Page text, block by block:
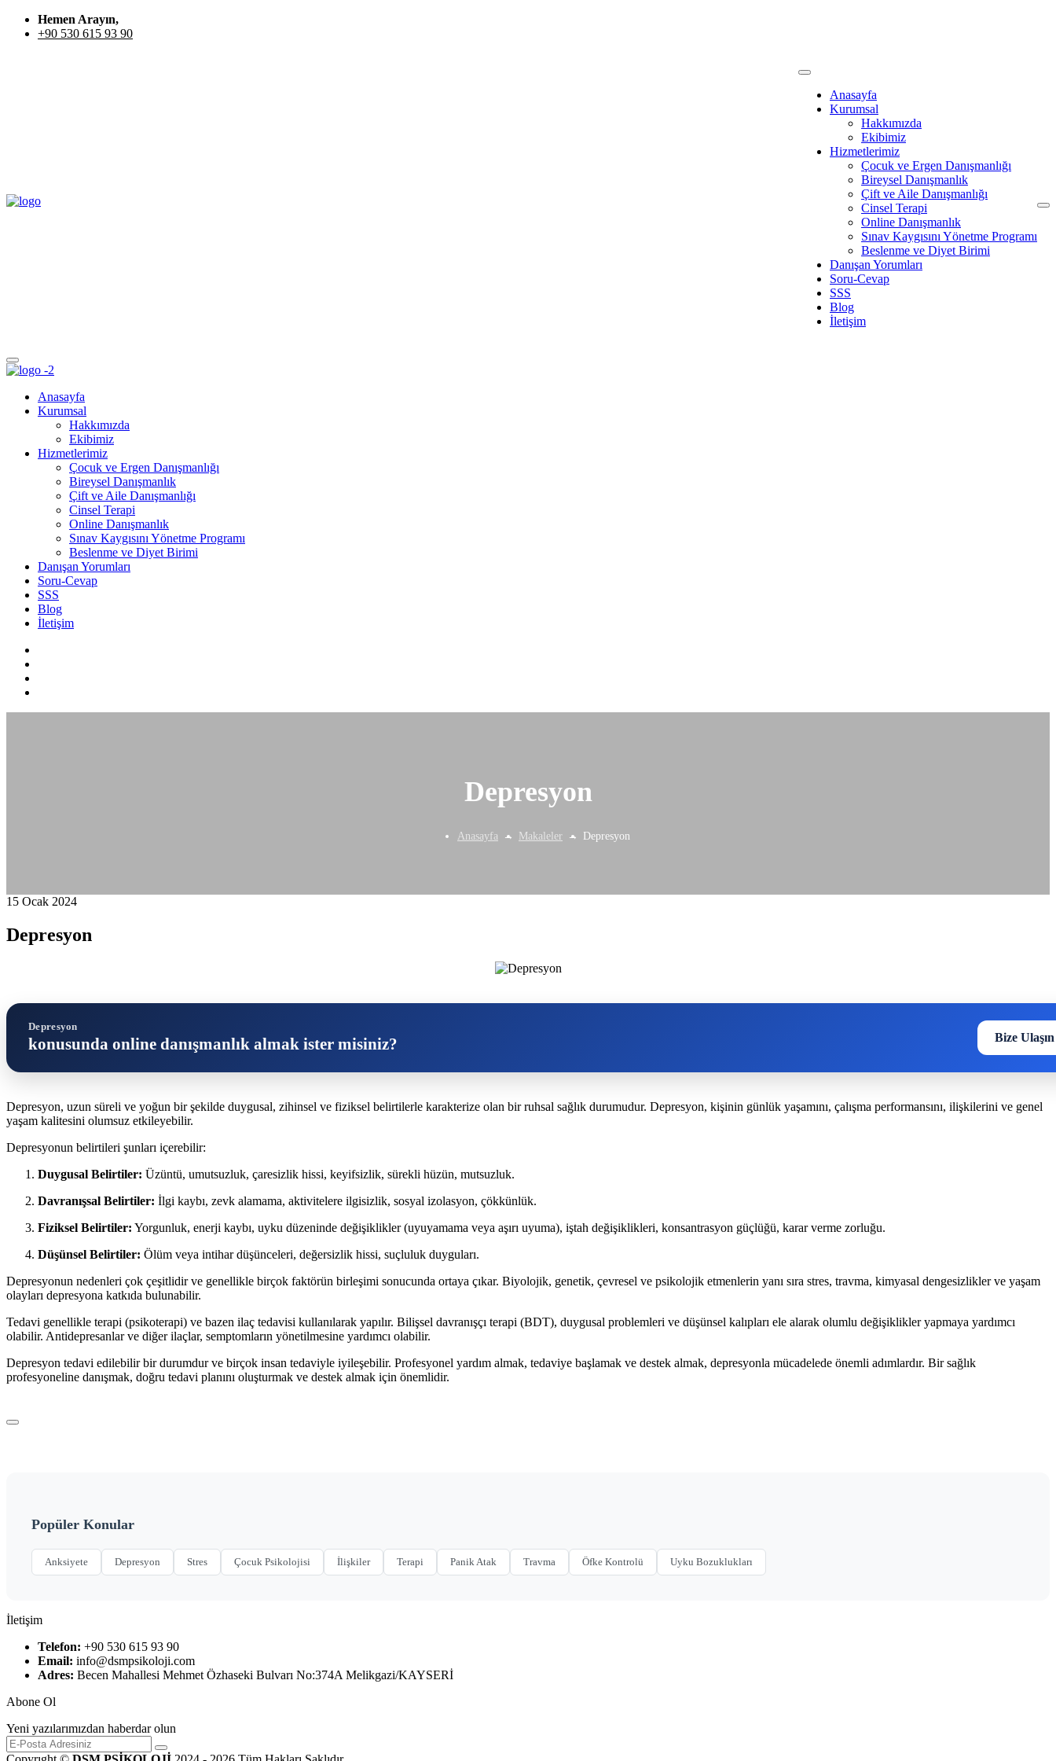
Hemen Arayın,
+90 530 615 93 90
Anasayfa
Kurumsal
Hakkımızda
Ekibimiz
Hizmetlerimiz
Çocuk ve Ergen Danışmanlığı
Bireysel Danışmanlık
Çift ve Aile Danışmanlığı
Cinsel Terapi
Online Danışmanlık
Sınav Kaygısını Yönetme Programı
Beslenme ve Diyet Birimi
Danışan Yorumları
Soru-Cevap
SSS
Blog
İletişim
Anasayfa
Kurumsal
Hakkımızda
Ekibimiz
Hizmetlerimiz
Çocuk ve Ergen Danışmanlığı
Bireysel Danışmanlık
Çift ve Aile Danışmanlığı
Cinsel Terapi
Online Danışmanlık
Sınav Kaygısını Yönetme Programı
Beslenme ve Diyet Birimi
Danışan Yorumları
Soru-Cevap
SSS
Blog
İletişim
Depresyon
Anasayfa Makaleler Depresyon
15 Ocak 2024
Depresyon
Depresyon
konusunda online danışmanlık almak ister misiniz? Bize Ulaşın
Depresyon, uzun süreli ve yoğun bir şekilde duygusal, zihinsel ve fiziksel belirtilerle karakterize olan bir ruhsal sağlık durumudur. Depresyon, kişinin günlük yaşamını, çalışma performansını, ilişkilerini ve genel
yaşam kalitesini olumsuz etkileyebilir.
Depresyonun belirtileri şunları içerebilir:
Duygusal Belirtiler: Üzüntü, umutsuzluk, çaresizlik hissi, keyifsizlik, sürekli hüzün, mutsuzluk.
Davranışsal Belirtiler: İlgi kaybı, zevk alamama, aktivitelere ilgisizlik, sosyal izolasyon, çökkünlük.
Fiziksel Belirtiler: Yorgunluk, enerji kaybı, uyku düzeninde değişiklikler (uyuyamama veya aşırı uyuma), iştah değişiklikleri, konsantrasyon güçlüğü, karar verme zorluğu.
Düşünsel Belirtiler: Ölüm veya intihar düşünceleri, değersizlik hissi, suçluluk duyguları.
Depresyonun nedenleri çok çeşitlidir ve genellikle birçok faktörün birleşimi sonucunda ortaya çıkar. Biyolojik, genetik, çevresel ve psikolojik etmenlerin yanı sıra stres, travma, kimyasal dengesizlikler ve yaşam
olayları depresyona katkıda bulunabilir.
Tedavi genellikle terapi (psikoterapi) ve bazen ilaç tedavisi kullanılarak yapılır. Bilişsel davranışçı terapi (BDT), duygusal problemleri ve düşünsel kalıpları ele alarak olumlu değişiklikler yapmaya yardımcı
olabilir. Antidepresanlar ve diğer ilaçlar, semptomların yönetilmesine yardımcı olabilir.
Depresyon tedavi edilebilir bir durumdur ve birçok insan tedaviyle iyileşebilir. Profesyonel yardım almak, tedaviye başlamak ve destek almak, depresyonla mücadelede önemli adımlardır. Bir sağlık
profesyoneline danışmak, doğru tedavi planını oluşturmak ve destek almak için önemlidir.
Popüler Konular
Anksiyete Depresyon Stres Çocuk Psikolojisi İlişkiler Terapi Panik Atak Travma Öfke Kontrolü Uyku Bozuklukları
İletişim
Telefon: +90 530 615 93 90
Email: info@dsmpsikoloji.com
Adres: Becen Mahallesi Mehmet Özhaseki Bulvarı No:374A Melikgazi/KAYSERİ
Abone Ol
Yeni yazılarımızdan haberdar olun